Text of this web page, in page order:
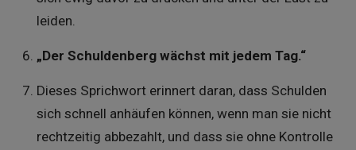
leiden.
„Der Schuldenberg wächst mit jedem Tag.“
Dieses Sprichwort erinnert daran, dass Schulden
sich schnell anhäufen können, wenn man sie nicht
rechtzeitig abbezahlt, und dass sie ohne Kontrolle